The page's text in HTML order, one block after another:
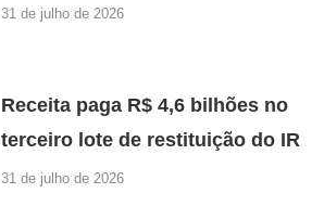
31 de julho de 2026
Receita paga R$ 4,6 bilhões no
terceiro lote de restituição do IR
31 de julho de 2026